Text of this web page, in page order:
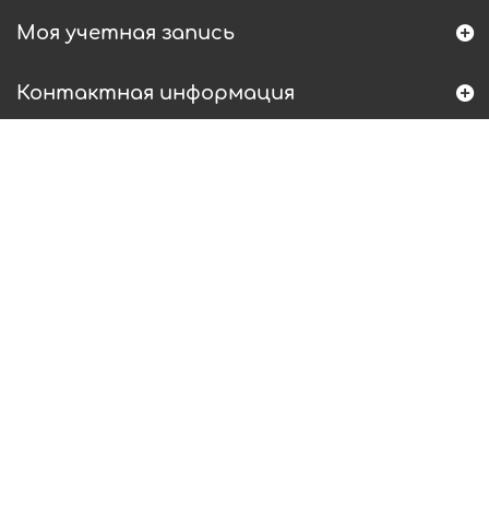
Моя учетная запись
Контактная информация